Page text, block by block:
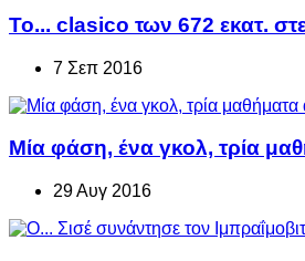
Το... clasico των 672 εκατ.
7 Σεπ 2016
Μία φάση, ένα γκολ, τρία
29 Αυγ 2016